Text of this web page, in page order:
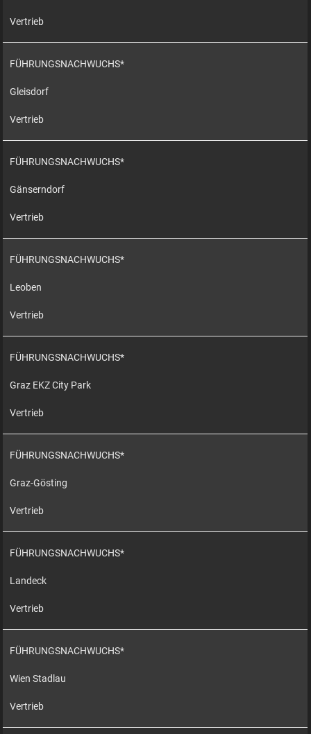
Vertrieb
FÜHRUNGSNACHWUCHS*
Gleisdorf
Vertrieb
FÜHRUNGSNACHWUCHS*
Gänserndorf
Vertrieb
FÜHRUNGSNACHWUCHS*
Leoben
Vertrieb
FÜHRUNGSNACHWUCHS*
Graz EKZ City Park
Vertrieb
FÜHRUNGSNACHWUCHS*
Graz-Gösting
Vertrieb
FÜHRUNGSNACHWUCHS*
Landeck
Vertrieb
FÜHRUNGSNACHWUCHS*
Wien Stadlau
Vertrieb